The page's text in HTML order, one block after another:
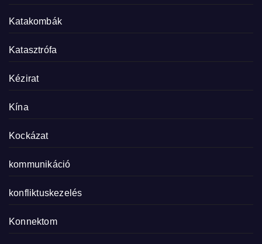
Katakombák
Katasztrófa
Kézirat
Kína
Kockázat
kommunikáció
konfliktuskezelés
Konnektom